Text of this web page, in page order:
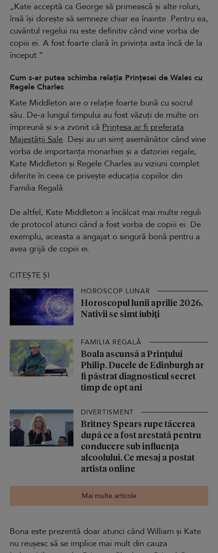
„Kate acceptă ca George să primească și alte roluri,
însă își dorește să semneze chiar ea înainte. Pentru ea,
cuvântul regelui nu este definitiv când vine vorba de
copiii ei. A fost foarte clară în privința asta încă de la
început.”
Cum s-ar putea schimba relația Prințesei de Wales cu
Regele Charles
Kate Middleton are o relație foarte bună cu socrul
său. De-a lungul timpului au fost văzuți de multe ori
împreună și s-a zvonit că Prințesa ar fi preferata
Majestății Sale. Deși au un simț asemănător când vine
vorba de importanța monarhiei și a datoriei regale,
Kate Middleton și Regele Charles au viziuni complet
diferite în ceea ce privește educația copiilor din
Familia Regală.
De altfel, Kate Middleton a încălcat mai multe reguli
de protocol atunci când a fost vorba de copiii ei. De
exemplu, aceasta a angajat o singură bonă pentru a
avea grijă de copiii ei.
CITEȘTE ȘI
HOROSCOP LUNAR
Horoscopul lunii aprilie 2026.
Nativii se simt iubiți
FAMILIA REGALĂ
Boala ascunsă a Prințului
Philip. Ducele de Edinburgh ar
fi păstrat diagnosticul secret
timp de opt ani
DIVERTISMENT
Britney Spears rupe tăcerea
după ce a fost arestată pentru
conducere sub influența
alcoolului. Ce mesaj a postat
artista online
Mai multe articole
Bona este prezentă doar atunci când William și Kate
nu reușesc să se implice mai mult din cauza